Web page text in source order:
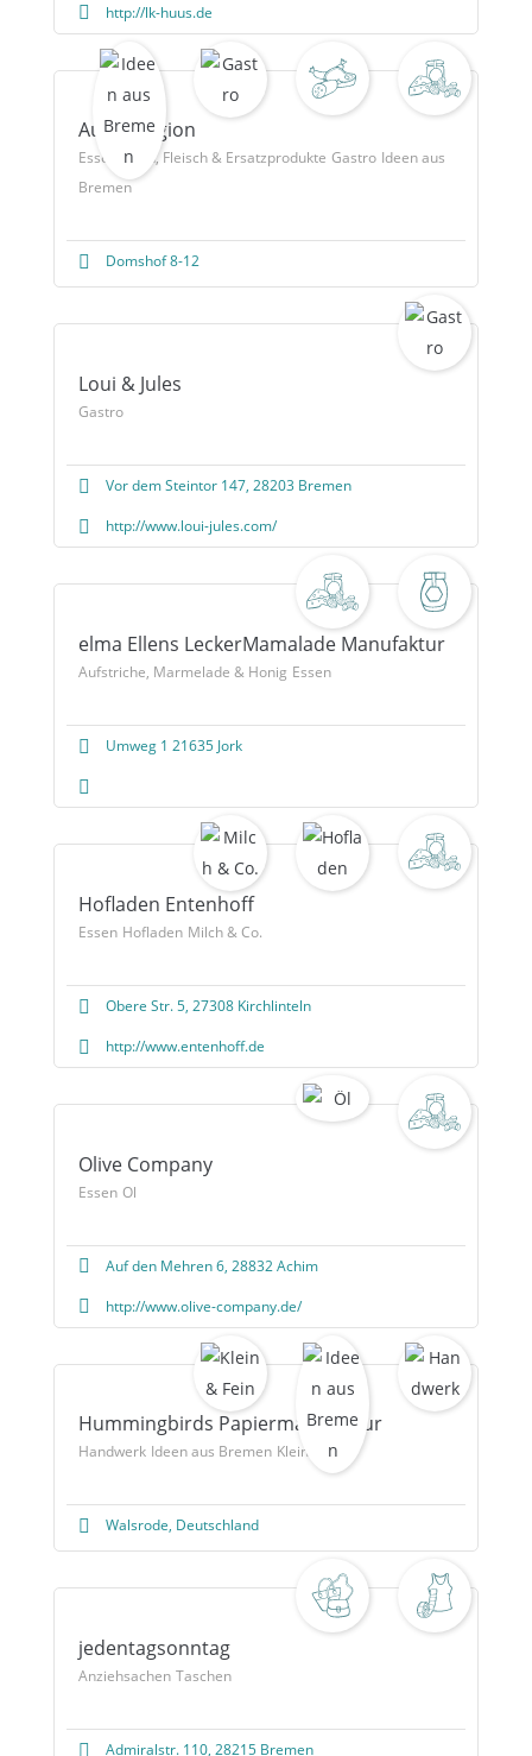
http://lk-huus.de
Austerregion
Essen Fisch, Fleisch & Ersatzprodukte Gastro Ideen aus
Bremen
Domshof 8-12
Loui & Jules
Gastro
Vor dem Steintor 147, 28203 Bremen
http://www.loui-jules.com/
elma Ellens LeckerMamalade Manufaktur
Aufstriche, Marmelade & Honig Essen
Umweg 1 21635 Jork
Hofladen Entenhoff
Essen Hofladen Milch & Co.
Obere Str. 5, 27308 Kirchlinteln
http://www.entenhoff.de
Olive Company
Essen Öl
Auf den Mehren 6, 28832 Achim
http://www.olive-company.de/
Hummingbirds Papiermanufaktur
Handwerk Ideen aus Bremen Klein & Fein
Walsrode, Deutschland
jedentagsonntag
Anziehsachen Taschen
Admiralstr. 110, 28215 Bremen